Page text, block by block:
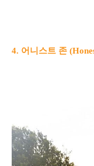
4. 어니스트 존